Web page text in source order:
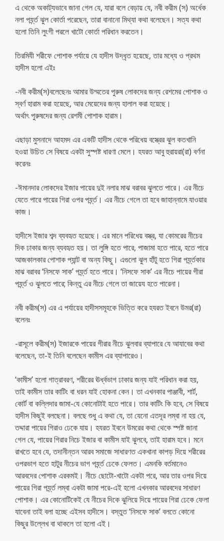
এ থেকে অকাট্যভাবে জানা গেল যে, যারা বলে বেড়ায় যে, নবী করীম (স) অর্ধেক
নলা পর্য্ন্ত ঝুল কোর্তা পরেছেন, তারা বানানো মিথ্যা কথা বলেছেন। সত্য কথা
হলো তিনি লুংগী পরলে খাটো কোর্তা পরিধান করতেন।
তিরমিযী শরীফে পোশাক পর্যায়ে যে হাদীস উদ্ধৃত হয়েছে, তার মধ্যে ও প্রথম
হাদীস হলো এইঃ
-নবী করীম(স)বলেছেনঃ আমার উম্মতের পুরুষ লোকদের জন্য রেশমের পোশাক ও
স্বর্ণ হারাম করা হয়েছে, আর মেয়েদের জন্য হালাল করা হয়েছে।
অর্থাৎ পুরুষদের জন্য রেশমী পোশাক হারাম।
এছাড়া মুসনাদে আহমদ এর একটি হাদীস থেকে পরিধেয় বস্ত্রের ঝুল কতখানি
হওয়া উচিত সে বিষয়ে একটা সুস্পষ্ট ধারণা মেলে। হযরত আবু হুরায়রা(রা) বর্ণনা
করেনঃ
-ঈমানদার লোকদের ইজার পায়ের দুই নলার মাঝ বরাবর ঝুলতে পারে। এর নীচে
যেতে পারে পায়ের গিরা ওপর পর্য্ন্ত। এর নীচে গেলে তা হবে জাহান্নামে যাওয়ার
কাজ।
হাদীসে ইজার শব্দ ব্যবহৃত হয়েছে। এর মানে পরিধেয় বস্ত্র, যা কোমরের নীচের
দিক ঢাকার জন্য ব্যবহৃত হয়। তা লুঙ্গি হতে পারে, পাজামা হতে পারে, হতে পারে
আজকালকার পোশাক প্যান্ট বা অন্য কিছু। এগুলো ঝুল হাঁটু হতে গিরা পর্য্ন্তকার
মাঝ বরাবর ‘নিসফে সাক’ পর্য্ন্ত হতে পারে। ‘নিসফে সাক’ এর নীচে পায়ের গীরা
পর্য্ন্ত ও ঝুলতে পারে; কিন্তু এর নীচে গেলে তা জায়েয হতে পারেনা।
নবী করীম(স) এর এ পর্যায়ের হাদীসসমূহকে ভিত্তি করে হযরত ইবনে উমর(রা)
বলেনঃ
-রাসূলে করীম(স) ইজারকে পায়ের গীরার নীচে ঝুলবার ব্যাপারে যে আযাবের কথা
বলেছেন, তা-ই তিনি বলেছেন কামীস এর ব্যাপারেও।
‘কামীস’ হলো গাত্রাবরণ, শরীরের ঊর্ধ্বভাগ ঢাকার জন্য যাই পরিধান করা হয়,
তাই কামীস তার কাটিং বা ধরন যাই হোকনা কেন। তা এখনকার পাঞ্জাবী, শার্ট,
কোর্ট বা কল্লিদার জামা-যে কোনোটাই হতে পারে। তার কাটিং কি হবে, সে বিষয়ে
হাদীস কিছুই বলছেনা। বলছে শুধু এ কথা যে, তা যেনো এতদূর লম্বা না হয় যে,
তদ্দারা পায়ের গিরাও ঢেকে যায়। হযরত ইবনে উমরের কথা থেকে স্পষ্ট জানা
গেল যে, পায়ের গিরার নিচে ইজার বা কামীস যাই ঝুলবে, তাই হারাম হবে। মনে
রাখতে হবে যে, তদানীন্তন আরব সমাজে সাধারণত একখানা কাপড় দিয়ে শরীরের
ওপরভাগ হতে হাটুর নীচের ভাগ পর্য্ন্ত ঢেকে ফেলত। এমনকি বর্তমানেও
আরবদের পোশাক এরকমই। নীচে ছোটো-খাটো একটা পরে, আর তার ওপর দিয়ে
পায়ের গিরা পর্য্ন্ত লম্বা একটা জামা পরে-এই হলো এখনকার আরবদের সাধারণ
পোশাক। এর কোনোটিকেই যে নীচের দিকে ঝুলিয়ে দিয়ে পায়ের গিরা ঢেকে ফেলা
যাবেনা তাই বলা হচ্ছে এইসব হাদীসে। বস্তুত ‘নিসফে সাক’ বলতে কোনো
কিছুর উল্লেখ বা থাকলে তা হলো এই।